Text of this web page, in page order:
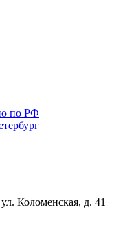
по РФ
Коломенская, д. 41